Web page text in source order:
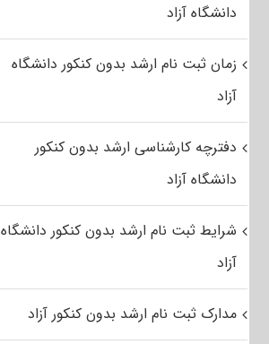
دانشگاه آزاد
زمان ثبت نام ارشد بدون کنکور دانشگاه
آزاد
دفترچه کارشناسی ارشد بدون کنکور
دانشگاه آزاد
شرایط ثبت نام ارشد بدون کنکور دانشگاه
آزاد
مدارک ثبت نام ارشد بدون کنکور آزاد